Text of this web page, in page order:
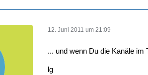
12. Juni 2011 um 21:09
... und wenn Du die Kanäle
lg